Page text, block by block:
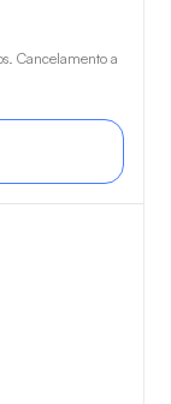
Cancelamento a